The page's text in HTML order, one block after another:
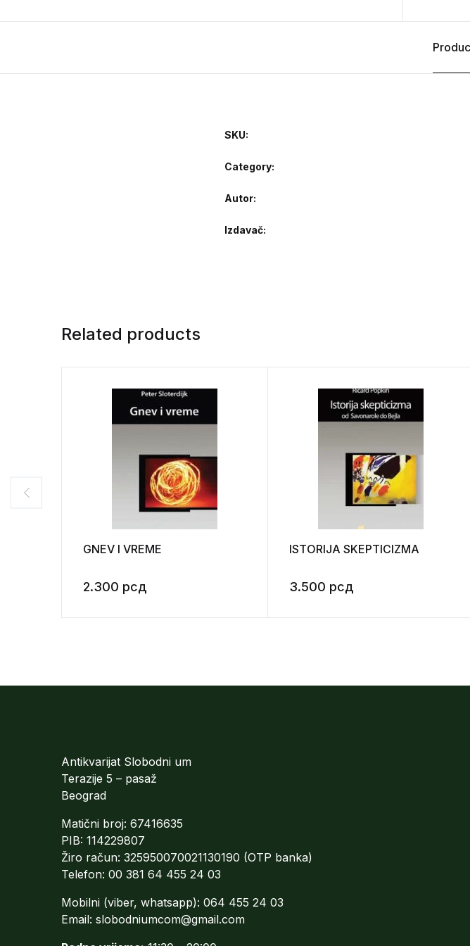
SKU:
Category:
Autor
Izdavač
Related products
GNEV I VREME
2.300 рсд
ISTORIJA SKEPTICIZMA
3.500 рсд
Antikvarijat Slobodni um
Terazije 5 – pasaž
Beograd
Matični broj: 67416635
PIB: 114229807
Žiro račun: 325950070021130190 (OTP banka)
Telefon: 00 381 64 455 24 03
Mobilni (viber, whatsapp): 064 455 24 03
Email: slobodniumcom@gmail.com